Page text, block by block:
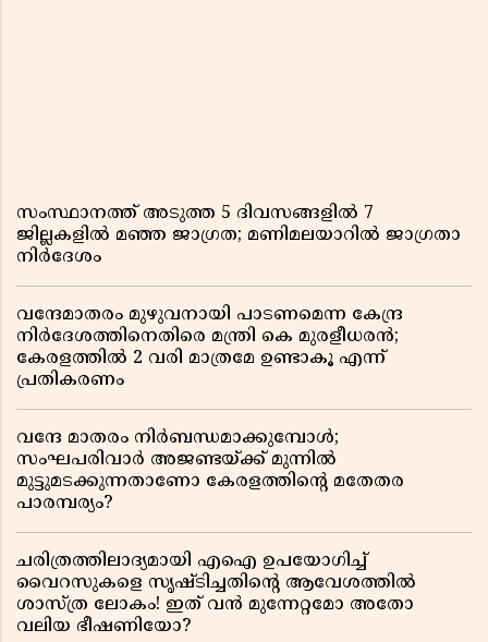
സംസ്ഥാനത്ത് അടുത്ത 5 ദിവസങ്ങളിൽ 7
ജില്ലകളിൽ മഞ്ഞ ജാഗ്രത; മണിമലയാറിൽ ജാഗ്രതാ
നിർദേശം
വന്ദേമാതരം മുഴുവനായി പാടണമെന്ന കേന്ദ്ര
നിർദേശത്തിനെതിരെ മന്ത്രി കെ മുരളീധരൻ;
കേരളത്തിൽ 2 വരി മാത്രമേ ഉണ്ടാകൂ എന്ന്
പ്രതികരണം
വന്ദേ മാതരം നിർബന്ധമാക്കുമ്പോൾ;
സംഘപരിവാർ അജണ്ടയ്ക്ക് മുന്നിൽ
മുട്ടുമടക്കുന്നതാണോ കേരളത്തിന്റെ മതേതര
പാരമ്പര്യം?
ചരിത്രത്തിലാദ്യമായി എഐ ഉപയോഗിച്ച്
വൈറസുകളെ സൃഷ്ടിച്ചതിന്റെ ആവേശത്തിൽ
ശാസ്ത്ര ലോകം! ഇത് വൻ മുന്നേറ്റമോ അതോ
വലിയ ഭീഷണിയോ?